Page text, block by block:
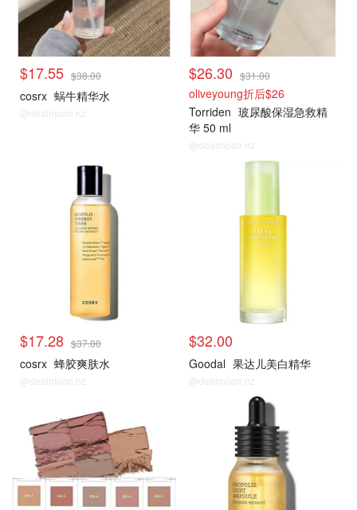
$17.55 $38.00
cosrx 蜗牛精华水
@dealmoon.nz
$26.30 $31.00
oliveyoung折后$26
Torriden 玻尿酸保湿急救精
华 50 ml
@dealmoon.nz
$17.28 $37.00
cosrx 蜂胶爽肤水
@dealmoon.nz
$32.00
Goodal 果达儿美白精华
@dealmoon.nz